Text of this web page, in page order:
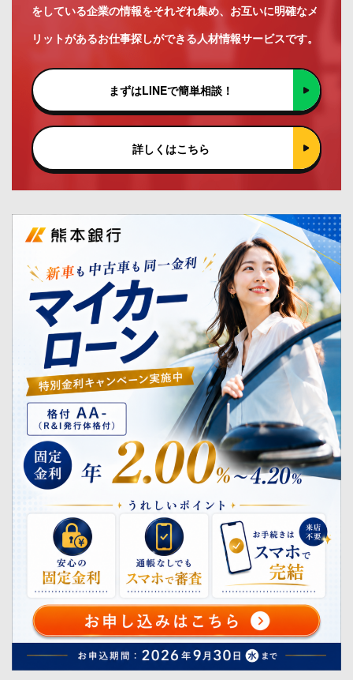
をしている企業の情報をそれぞれ集め、お互いに明確なメ
リットがあるお仕事探しができる人材情報サービスです。
まずはLINEで簡単相談！
詳しくはこちら